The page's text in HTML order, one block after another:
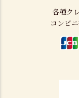
各種ク
コンビ